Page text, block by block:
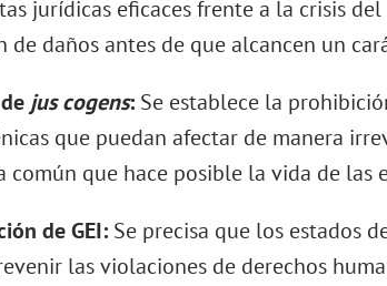
jurídicas eficaces frente a la crisis
de daños antes de que alcancen un
jus cogens:Se establece la
que puedan afectar de manera
común que hace posible la vida de las
de GEI:Se precisa que los estados
las violaciones de derechos